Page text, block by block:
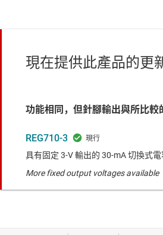
現在提供此產品的更
功能相同，但針腳輸出與所比較
REG710-3
具有固定 3-V 輸出的 30-mA 切換式電
More fixed output voltages available